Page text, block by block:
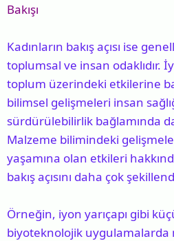
Bakışı
Kadınların bakış açısı ise
toplumsal ve insan odaklıdır.
toplum üzerindeki etkilerine
bilimsel gelişmeleri insan
sürdürülebilirlik bağlamında
Malzeme bilimindeki
yaşamına olan etkileri
bakış açısını daha çok
Örneğin, iyon yarıçapı gibi
biyoteknolojik uygulamalarda